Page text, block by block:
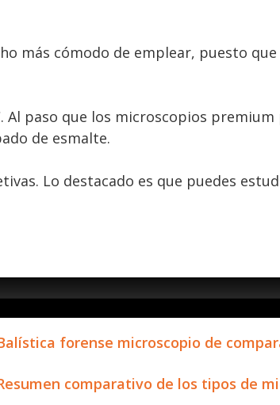
más cómodo de emplear, puesto que
paso que los microscopios
de esmalte.
Lo destacado es que puedes
forense microscopio de
comparativo de los tipos de